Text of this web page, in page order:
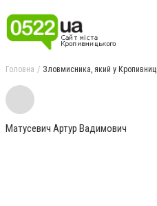
Головна Зловмисника, який у
Матусевич Артур Вадимович